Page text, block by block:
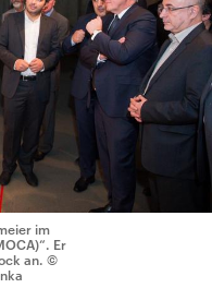
im
Er
an. ©